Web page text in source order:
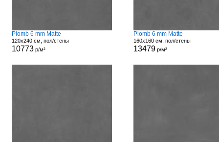
Plomb 6 mm Matte
120x240 см, пол/стены
10773р/м²
Plomb 6 mm Matte
160x160 см, пол/стены
13479р/м²